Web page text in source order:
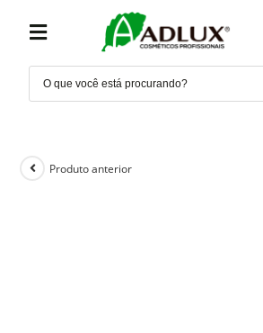
Produto anterior